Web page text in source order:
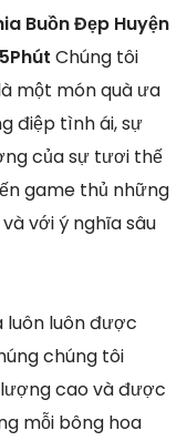
Buồn Đẹp Huyện
Chúng tôi
một món quà ưa
điệp tình ái, sự
của sự tươi thế
game thủ những
với ý nghĩa sâu
luôn luôn được
chúng tôi
cao và được
mỗi bông hoa